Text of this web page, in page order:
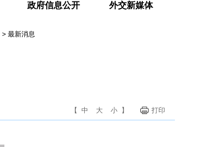
政府信息公开 外交新媒体
> 最新消息
【 中 大 小 】 打印